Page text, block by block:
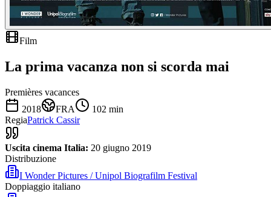
Film
La prima vacanza non si scorda mai
Premières vacances
2018
FRA 102 min
RegiaPatrick Cassir
Uscita cinema Italia: 20 giugno 2019
Distribuzione
I Wonder Pictures / Unipol Biografilm Festival
Doppiaggio italiano